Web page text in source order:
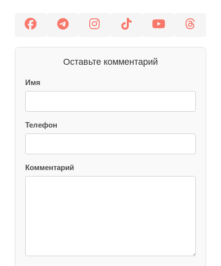
Оставьте комментарий
Имя
Телефон
Комментарий